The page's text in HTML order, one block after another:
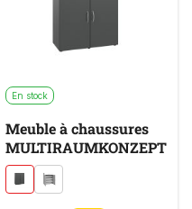
En stock
Meuble à chaussures
MULTIRAUMKONZEPT